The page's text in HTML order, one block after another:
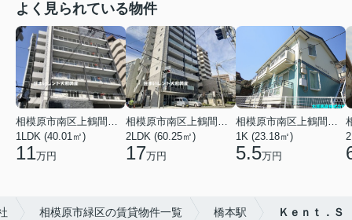
よく見られている物件
相模原市南区上鶴間本町３丁目
1LDK (40.01㎡)
11万円
相模原市南区上鶴間本町３丁目
2LDK (60.25㎡)
17万円
相模原市南区上鶴間本町２丁目
1K (23.18㎡)
5.5万円
相模原市緑区の賃貸物件一覧 橋本駅 Ｋｅｎｔ．Ｓ